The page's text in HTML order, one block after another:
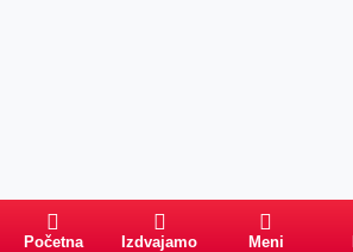
Početna Izdvajamo Meni